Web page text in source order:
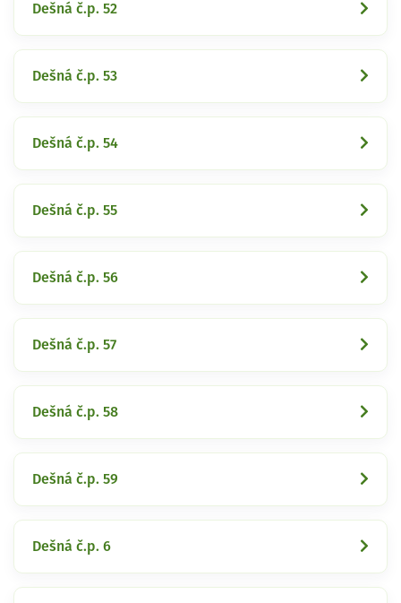
Dešná č.p. 52
Dešná č.p. 53
Dešná č.p. 54
Dešná č.p. 55
Dešná č.p. 56
Dešná č.p. 57
Dešná č.p. 58
Dešná č.p. 59
Dešná č.p. 6